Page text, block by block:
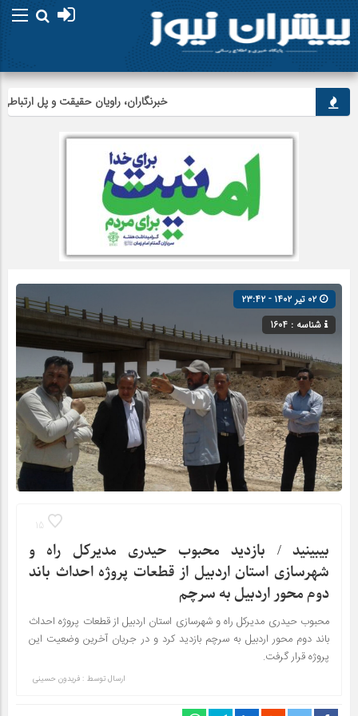
خبرنگاران، راویان حقیقت و پل ارتباطی میان
شناسه : 1604
15
بیبینید / بازدید محبوب حیدری مدیرکل راه و
شهرسازی استان اردبیل از قطعات پروژه احداث باند
دوم محور اردبیل به سرچم
محبوب حیدری مدیرکل راه و شهرسازی استان اردبیل از قطعات پروژه احداث
باند دوم محور اردبیل به سرچم بازدید کرد و در جریان آخرین وضعیت این
پروژه قرار گرفت.
ارسال توسط : فریدون حسینی